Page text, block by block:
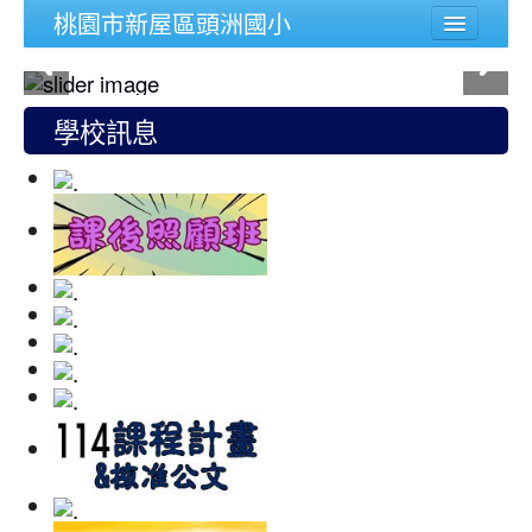
桃園市新屋區頭洲國小
學校簡介
行政組織
頭洲文件
公務連結
人事宣導專區
校內功能
登入
學校訊息